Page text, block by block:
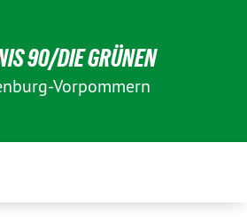
90/DIE GRÜNEN
Vorpommern